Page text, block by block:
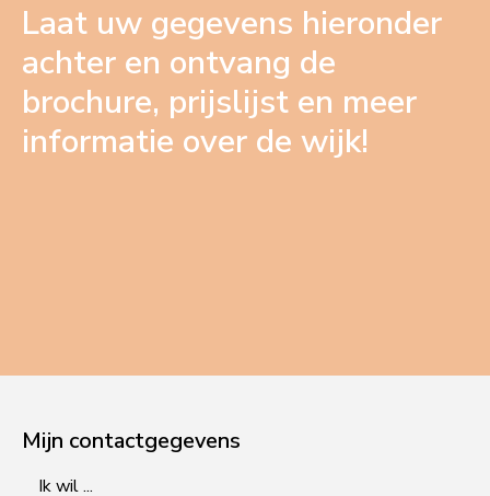
Laat uw gegevens hieronder
achter en ontvang de
brochure, prijslijst en meer
informatie over de wijk!
Mijn contactgegevens
Ik wil ...